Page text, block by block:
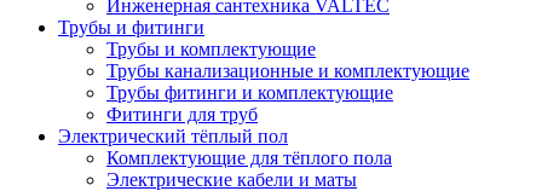
Инженерная сантехника VALTEC
Трубы и фитинги
Трубы и комплектующие
Трубы канализационные и комплектующие
Трубы фитинги и комплектующие
Фитинги для труб
Электрический тёплый пол
Комплектующие для тёплого пола
Электрические кабели и маты